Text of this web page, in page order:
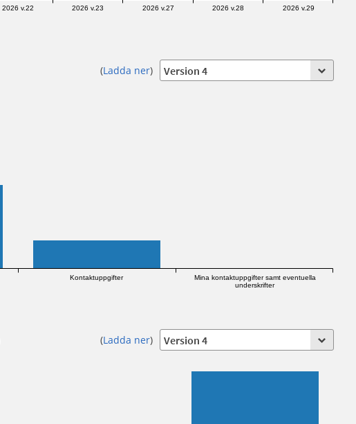
2026 v.22 2026 v.23 2026 v.27 2026 v.28 2026 v.29
(Ladda ner)
Kontaktuppgifter
Mina kontaktuppgifter samt eventuella
underskrifter
(Ladda ner)